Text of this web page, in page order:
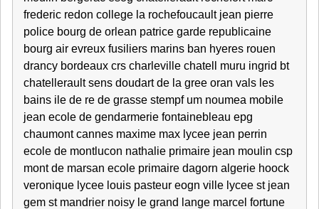
frederic redon college la rochefoucault jean pierre
police bourg de orlean patrice garde republicaine
bourg air evreux fusiliers marins ban hyeres rouen
drancy bordeaux crs charleville chatell muru ingrid bt
chatellerault sens doudart de la gree oran vals les
bains ile de re de grasse stempf um noumea mobile
jean ecole de gendarmerie fontainebleau epg
chaumont cannes maxime max lycee jean perrin
ecole de montlucon nathalie primaire jean moulin csp
mont de marsan ecole primaire dagorn algerie hoock
veronique lycee louis pasteur eogn ville lycee st jean
gem st mandrier noisy le grand lange marcel fortune